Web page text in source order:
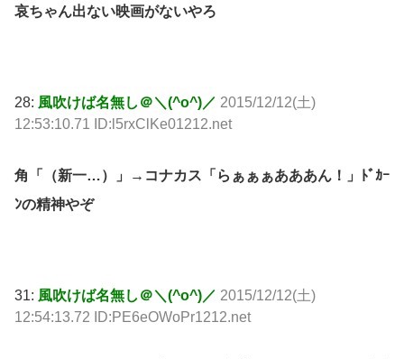
哀ちゃん出ない映画がないやろ
28: 風吹けば名無し＠＼(^o^)／ 2015/12/12(土)
12:53:10.71 ID:l5rxClKe01212.net
角「（新一…）」→コナカス「らぁぁぁあああん！」ﾄﾞｶｰ
ﾝの精神やぞ
31: 風吹けば名無し＠＼(^o^)／ 2015/12/12(土)
12:54:13.72 ID:PE6eOWoPr1212.net